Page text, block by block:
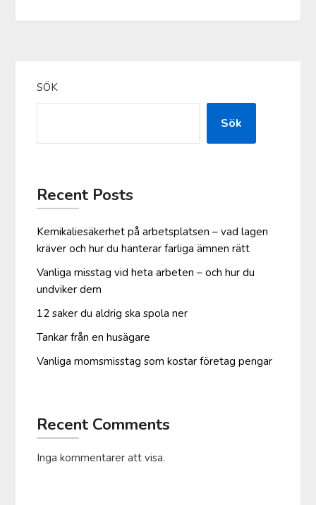
SÖK
Sök
Recent Posts
Kemikaliesäkerhet på arbetsplatsen – vad lagen
kräver och hur du hanterar farliga ämnen rätt
Vanliga misstag vid heta arbeten – och hur du
undviker dem
12 saker du aldrig ska spola ner
Tankar från en husägare
Vanliga moms­misstag som kostar företag pengar
Recent Comments
Inga kommentarer att visa.